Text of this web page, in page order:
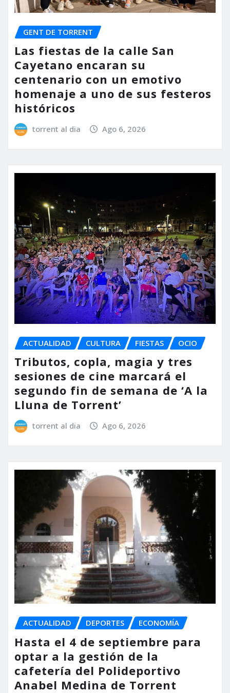
GENT DE TORRENT
Las fiestas de la calle San
Cayetano encaran su
centenario con un emotivo
homenaje a uno de sus festeros
históricos
torrent al dia Ago 6, 2026
ACTUALIDAD CULTURA FIESTAS OCIO
Tributos, copla, magia y tres
sesiones de cine marcará el
segundo fin de semana de ‘A la
Lluna de Torrent’
torrent al dia Ago 6, 2026
ACTUALIDAD DEPORTES ECONOMÍA
Hasta el 4 de septiembre para
optar a la gestión de la
cafetería del Polideportivo
Anabel Medina de Torrent